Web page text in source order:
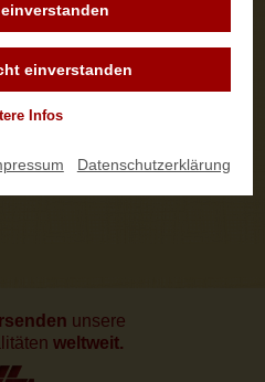
einverstanden
Infos
Datenschutzerklärung
лимонная цедра,
пудра.
Штоллен
. Пшеничная мука,
жир), сахар, горький и
вода, дрожжи, цукаты
цедра, глюкозно-
загуститель Е466), соль,
unsere
weltweit.